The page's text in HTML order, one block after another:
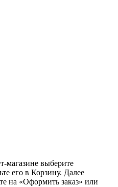
магазине выберите
его в Корзину. Далее
на «Оформить заказ» или